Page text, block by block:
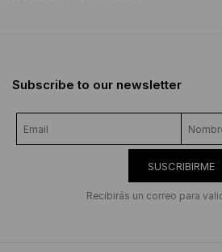
Subscribe to our newsletter
SUSCRIBIRME
Recibirás un correo para